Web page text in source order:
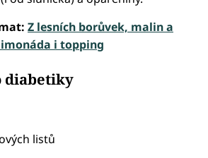
Z lesních borůvek, malin a
i topping
diabetiky
listů